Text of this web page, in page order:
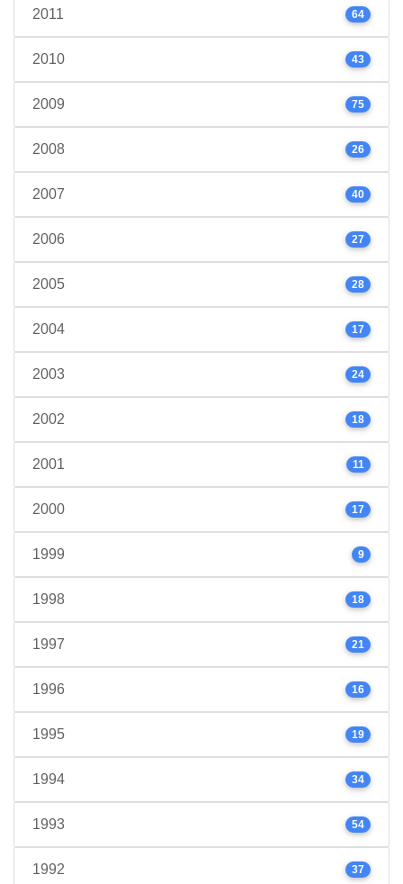
2011 64
2010 43
2009 75
2008 26
2007 40
2006 27
2005 28
2004 17
2003 24
2002 18
2001 11
2000 17
1999 9
1998 18
1997 21
1996 16
1995 19
1994 34
1993 54
1992 37